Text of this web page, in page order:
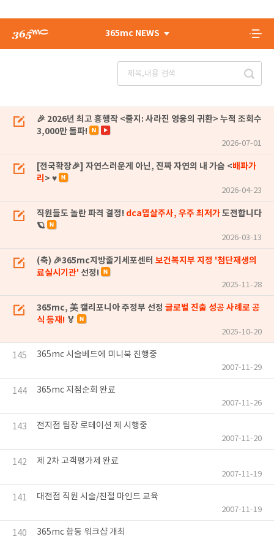
365mc NEWS
🎉 2026년 최고 흥행작 <줄지: 사라진 영웅의 귀환> 누적 조회수
3,000만 돌파!
2026-07-01
[전국확장🎉] 자연스러운게 아닌, 진짜 자연의 내 가슴 <배파가
리 > ♥
2026-04-23
직원들도 놀란 파격 결정! dca밉살주사, 우주 최저가도전합니다
🪐
2026-03-13
(축) 🎉365mc지방줄기세포센터 보건복지부 지정 '첨단재생의
료실시기관' 선정!
2025-11-28
365mc, 美 캘리포니아 주정부 선정 글로벌 진출 성공 사례로 공
식 등재! 🏅
2025-10-20
145 365mc 시술베드에 미니북 진행중
2007-11-29
144 365mc 지점순회 완료
2007-11-26
143 전지점 팀장 로테이션 제 시행중
2007-11-20
142 제 2차 고객평가제 완료
2007-11-19
141 대전점 직원 시술/친절 마인드 교육
2007-11-19
140 365mc 합동 워크샵 개최